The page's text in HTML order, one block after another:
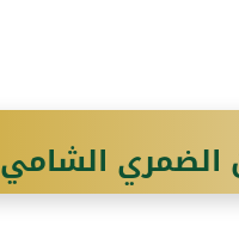
الضمري الشامي